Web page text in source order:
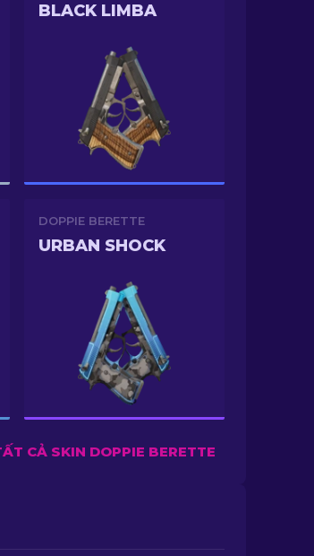
BLACK LIMBA
DOPPIE BERETTE
URBAN SHOCK
CẢ SKIN DOPPIE BERETTE